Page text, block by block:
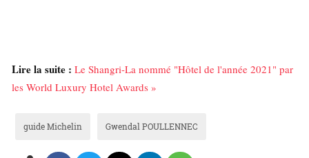
Lire la suite : Le Shangri-La nommé "Hôtel de l'année 2021" par
les World Luxury Hotel Awards »
guide Michelin Gwendal POULLENNEC